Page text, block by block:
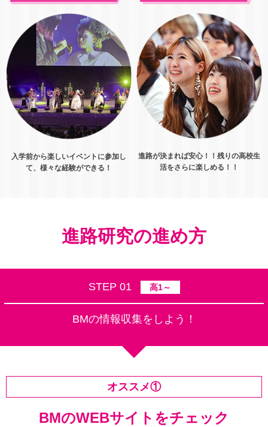
入学前から楽しいイベントに参加し
て、様々な経験ができる！
進路が決まれば安心！！残りの高校生
活をさらに楽しめる！！
進路研究の進め方
STEP 01 高1～
BMの情報収集をしよう！
オススメ①
BMのWEBサイトをチェック